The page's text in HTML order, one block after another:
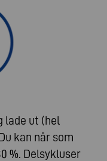
lade ut (hel
kan når som
%. Delsykluser